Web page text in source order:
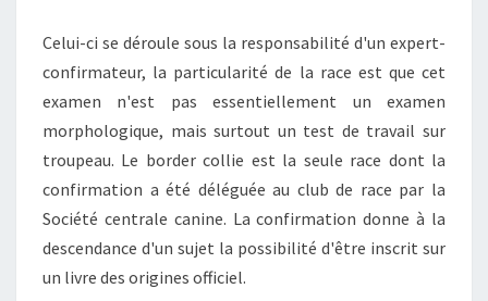
Celui-ci se déroule sous la responsabilité d'un expert-
confirmateur, la particularité de la race est que cet
examen n'est pas essentiellement un examen
morphologique, mais surtout un test de travail sur
troupeau. Le border collie est la seule race dont la
confirmation a été déléguée au club de race par la
Société centrale canine. La confirmation donne à la
descendance d'un sujet la possibilité d'être inscrit sur
un livre des origines officiel.